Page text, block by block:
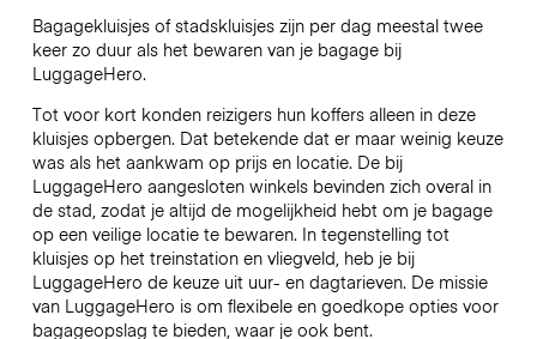
Bagagekluisjes of stadskluisjes zijn per dag meestal twee
keer zo duur als het bewaren van je bagage bij
LuggageHero.
Tot voor kort konden reizigers hun koffers alleen in deze
kluisjes opbergen. Dat betekende dat er maar weinig keuze
was als het aankwam op prijs en locatie. De bij
LuggageHero aangesloten winkels bevinden zich overal in
de stad, zodat je altijd de mogelijkheid hebt om je bagage
op een veilige locatie te bewaren. In tegenstelling tot
kluisjes op het treinstation en vliegveld, heb je bij
LuggageHero de keuze uit uur- en dagtarieven. De missie
van LuggageHero is om flexibele en goedkope opties voor
bagageopslag te bieden, waar je ook bent.